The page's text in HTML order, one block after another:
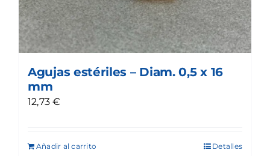
Agujas estériles – Diam. 0,5 x 16
mm
12,73€
Añadir al carrito Detalles